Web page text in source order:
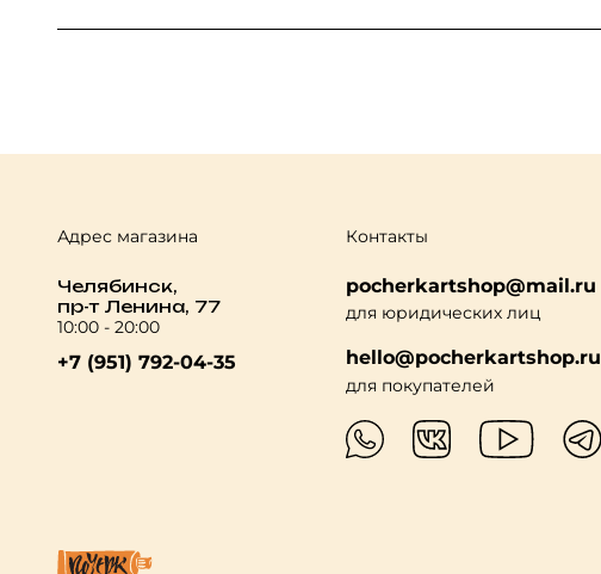
Адрес магазина
Челябинск,
пр-т Ленина, 77
10:00 - 20:00
+7 (951) 792-04-35
Контакты
pocherkartshop@mail.ru
для юридических лиц
hello@pocherkartshop.ru
для покупателей